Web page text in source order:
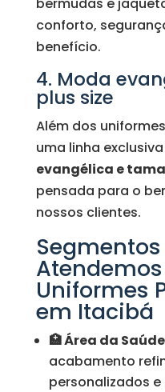
conforto,
benefício.
4. Moda
plus size
Além dos
uma linha
evangélica e
pensada para o
nossos clientes.
Uniformes
em Itacibá
🏥 Área da
acabamento
personalizados